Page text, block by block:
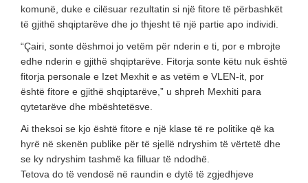
komunë, duke e cilësuar rezultatin si një fitore të përbashkët
të gjithë shqiptarëve dhe jo thjesht të një partie apo individi.
“Çairi, sonte dëshmoi jo vetëm për nderin e ti, por e mbrojte
edhe nderin e gjithë shqiptarëve. Fitorja sonte këtu nuk është
fitorja personale e Izet Mexhit e as vetëm e VLEN-it, por
është fitore e gjithë shqiptarëve,” u shpreh Mexhiti para
qytetarëve dhe mbështetësve.
Ai theksoi se kjo është fitore e një klase të re politike që ka
hyrë në skenën publike për të sjellë ndryshim të vërtetë dhe
se ky ndryshim tashmë ka filluar të ndodhë.
Tetova do të vendosë në raundin e dytë të zgjedhjeve